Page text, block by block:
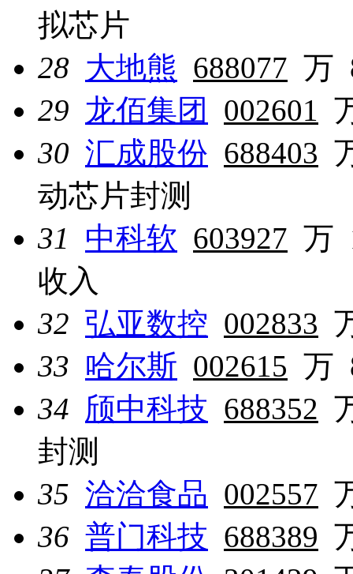
拟芯片
28 大地熊 688077 万
29 龙佰集团 002601
30 汇成股份 688403
动芯片封测
31
中科软 603927 万
收入
32 弘亚数控 002833
33 哈尔斯 002615 万
34 颀中科技 688352
封测
35 洽洽食品 002557
36 普门科技 688389